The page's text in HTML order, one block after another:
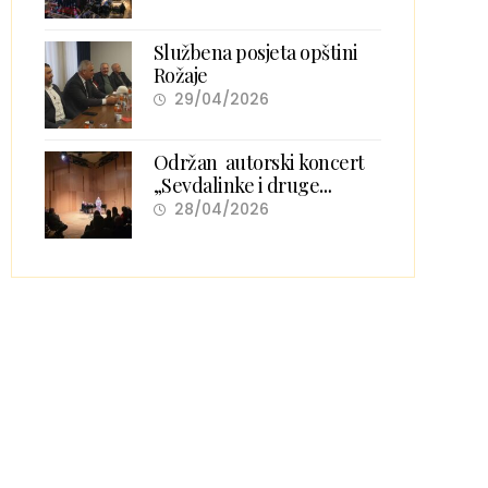
Službena posjeta opštini
Rožaje
29/04/2026
Održan autorski koncert
„Sevdalinke i druge
pjesme i igre“ Senada
28/04/2026